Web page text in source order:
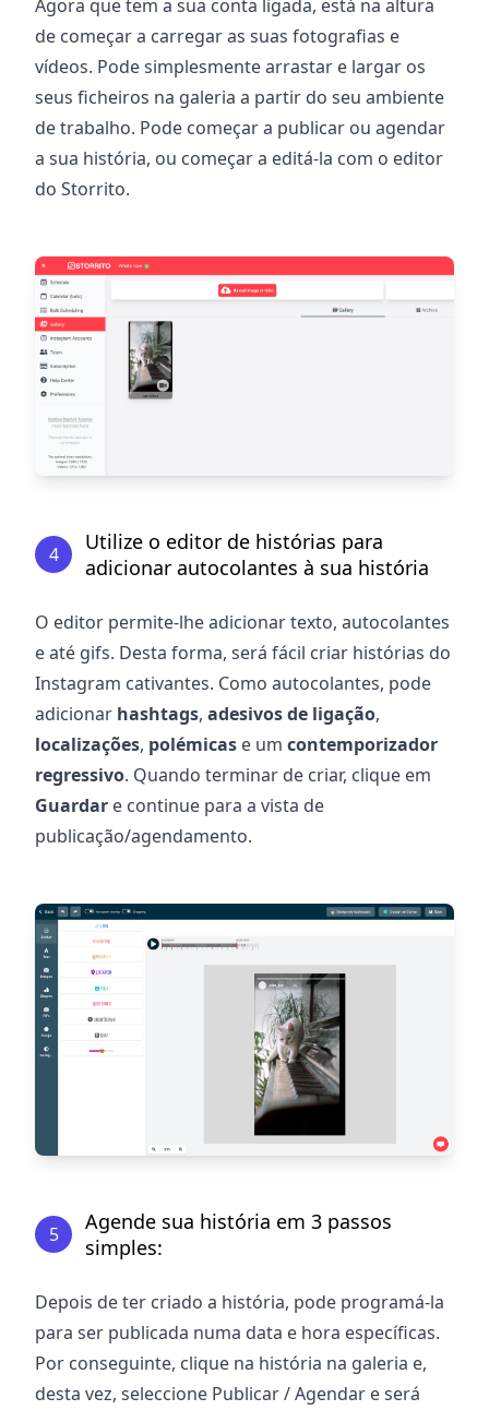
Agora que tem a sua conta ligada, está na altura
de começar a carregar as suas fotografias e
vídeos. Pode simplesmente arrastar e largar os
seus ficheiros na galeria a partir do seu ambiente
de trabalho. Pode começar a publicar ou agendar
a sua história, ou começar a editá-la com o editor
do Storrito.
4
Utilize o editor de histórias para
adicionar autocolantes à sua história
O editor permite-lhe adicionar texto, autocolantes
e até gifs. Desta forma, será fácil criar histórias do
Instagram cativantes. Como autocolantes, pode
adicionar hashtags, adesivos de ligação,
localizações, polémicas e um contemporizador
regressivo. Quando terminar de criar, clique em
Guardar e continue para a vista de
publicação/agendamento.
5
Agende sua história em 3 passos
simples:
Depois de ter criado a história, pode programá-la
para ser publicada numa data e hora específicas.
Por conseguinte, clique na história na galeria e,
desta vez, seleccione Publicar / Agendar e será